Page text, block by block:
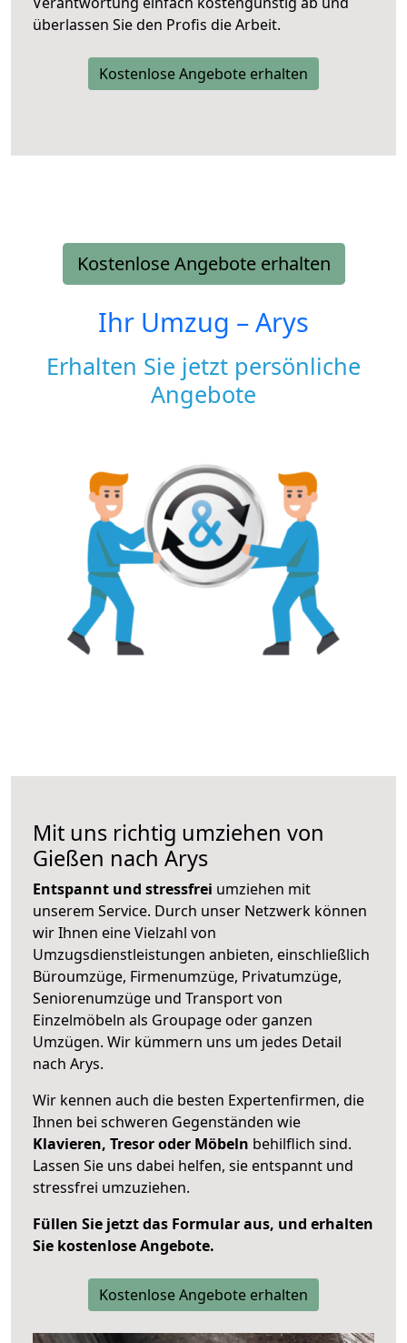
überlassen Sie den Profis die Arbeit.
Kostenlose Angebote erhalten
Kostenlose Angebote erhalten
Ihr Umzug –Arys
Erhalten Sie jetzt persönliche
Angebote
Mit uns richtig umziehen von
Gießen nach Arys
Entspannt und stressfrei umziehen mit
unserem Service. Durch unser Netzwerk können
wir Ihnen eine Vielzahl von
Umzugsdienstleistungen anbieten, einschließlich
Büroumzüge, Firmenumzüge, Privatumzüge,
Seniorenumzüge und Transport von
Einzelmöbeln als Groupage oder ganzen
Umzügen. Wir kümmern uns um jedes Detail
nach Arys.
Wir kennen auch die besten Expertenfirmen, die
Ihnen bei schweren Gegenständen wie
Klavieren, Tresor oder Möbeln behilflich sind.
Lassen Sie uns dabei helfen, sie entspannt und
stressfrei umzuziehen.
Füllen Sie jetzt das Formular aus, und erhalten
Sie kostenlose Angebote.
Kostenlose Angebote erhalten